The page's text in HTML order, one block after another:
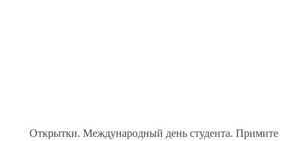
Открытки. Международный день студента. Примите